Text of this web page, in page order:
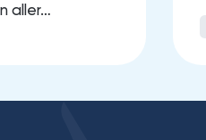
aller…